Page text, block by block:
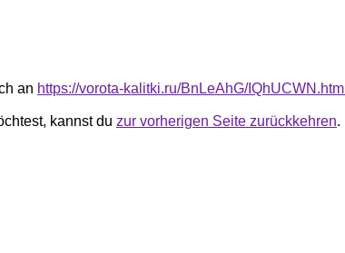
an https://vorota-kalitki.ru/BnLeAhG/IQhUCWN.html
kannst du zur vorherigen Seite zurückkehren.